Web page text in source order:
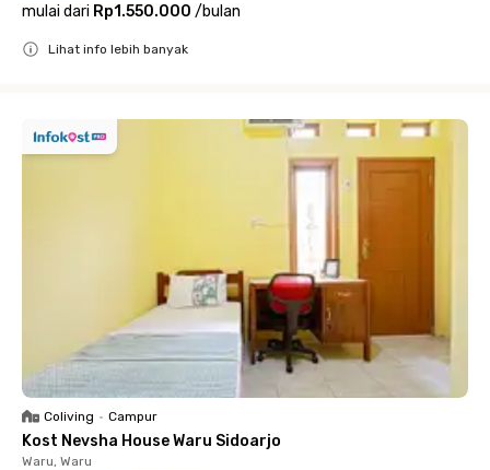
mulai dari Rp1.550.000 /bulan
Lihat info lebih banyak
Coliving • Campur
Kost Nevsha House Waru Sidoarjo
Waru, Waru